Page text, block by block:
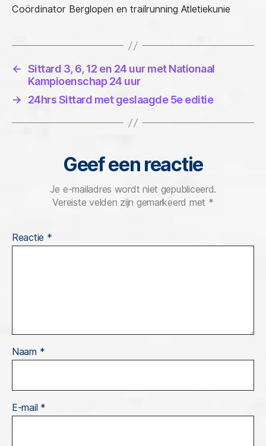
Coördinator Berglopen en trailrunning Atletiekunie
← Sittard 3, 6, 12 en 24 uur met Nationaal
Kampioenschap 24 uur
→
24hrs Sittard met geslaagde 5e editie
Geef een reactie
Je e-mailadres wordt niet gepubliceerd.
Vereiste velden zijn gemarkeerd met *
Reactie *
Naam *
E-mail *